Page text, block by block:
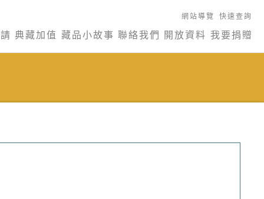
網站導覽 快速查詢
典藏加值 藏品小故事 聯絡我們 開放資料 我要捐贈